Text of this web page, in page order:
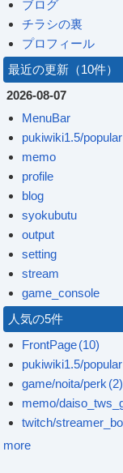
ブログ
チラシの裏
プロフィール
最近の更新（10件）
2026-08-07
MenuBar
pukiwiki1.5/popular
memo
profile
blog
syokubutu
output
setting
stream
game_console
人気の5件
FrontPage (10)
pukiwiki1.5/popular
game/noita/perk (2)
memo/
twitch/
more